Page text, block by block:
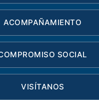
ACOMPAÑAMIENTO
SOCIAL
VISÍTANOS